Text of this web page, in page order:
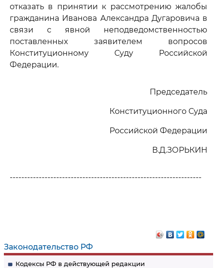
Законодательство РФ
Кодексы РФ в действующей редакции
отказать в принятии к рассмотрению жалобы
гражданина Иванова Александра Дугаровича в
связи с явной неподведомственностью
поставленных заявителем вопросов
Конституционному Суду Российской
Федерации.
Председатель
Конституционного Суда
Российской Федерации
В.Д.ЗОРЬКИН
------------------------------------------------------------------